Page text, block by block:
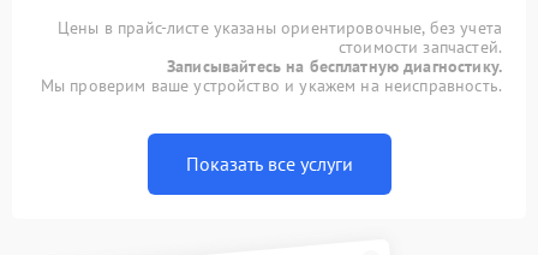
Цены в прайс-листе указаны ориентировочные, без учета
стоимости запчастей.
Записывайтесь на бесплатную диагностику.
Мы проверим ваше устройство и укажем на неисправность.
Показать все услуги